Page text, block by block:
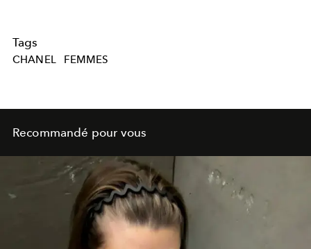
Tags
CHANEL FEMMES
Recommandé pour vous